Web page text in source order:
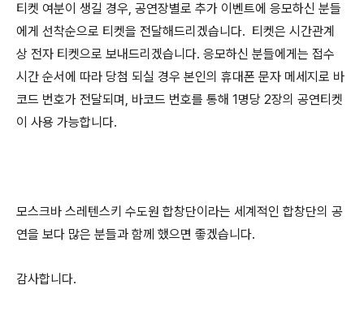
티켓 여분이 생길 경우, 공연장별로 추가 이벤트에 응모하신 분들
에게 선착순으로 티켓을 전달해드리겠습니다. 티켓은 시간관계
상 전자 티켓으로 보내드리겠습니다. 응모하신 분들에게는 접수
시간 순서에 따라 당첨 되실 경우 본인의 휴대폰 문자 메세지로 바
코드 번호가 전달되며, 바코드 번호를 통해 1명당 2장의 공연티켓
이 사용 가능합니다.
모스크바 스레텐스키 수도원 합창단이라는 세계적인 합창단의 공
연을 보다 많은 분들과 함께 했으면 좋겠습니다.
감사합니다.